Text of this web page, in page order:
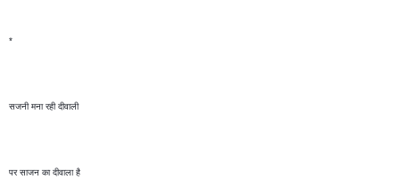
*
सजनी मना रही दीवाली
पर साजन का दीवाला है